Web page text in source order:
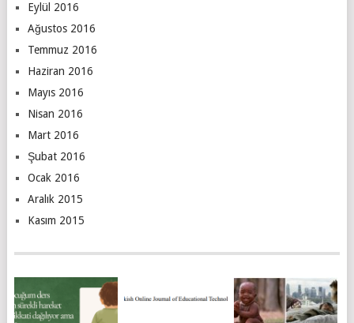
Eylül 2016
Ağustos 2016
Temmuz 2016
Haziran 2016
Mayıs 2016
Nisan 2016
Mart 2016
Şubat 2016
Ocak 2016
Aralık 2015
Kasım 2015